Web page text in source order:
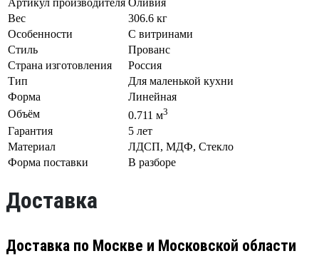
Артикул производителя Оливия
Вес
306.6 кг
Особенности
С витринами
Стиль
Прованс
Страна изготовления
Россия
Тип
Для маленькой кухни
Форма
Линейная
Объём
0.711 м3
Гарантия
5 лет
Материал
ЛДСП, МДФ, Стекло
Форма поставки
В разборе
Доставка
Доставка по Москве и Московской области